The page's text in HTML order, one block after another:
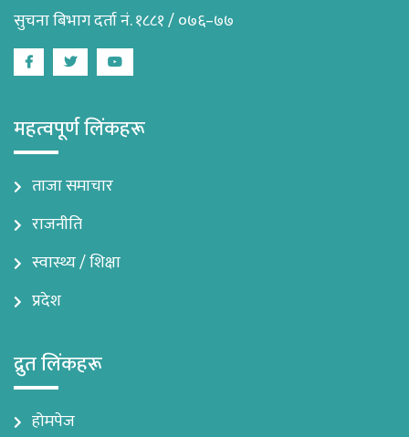
सुचना बिभाग दर्ता नं. १८८१ / ०७६–७७
FacebookTwitterYoutube
महत्वपूर्ण लिंकहरू
ताजा समाचार
राजनीति
स्वास्थ्य / शिक्षा
प्रदेश
द्रुत लिंकहरू
होमपेज